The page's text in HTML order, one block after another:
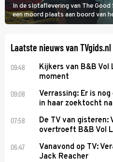
In de slotaflevering van The
een moord plaats aan boord van
een bemanningslid het
Laatste nieuws van TVgids.nl
09:48
Kijkers van B&B
moment
09:08
Verrassing: Er is
in haar zoektocht
07:58
De TV van gisteren:
overtroeft B&B Vol
06:47
Vanavond op TV:
Jack Reacher